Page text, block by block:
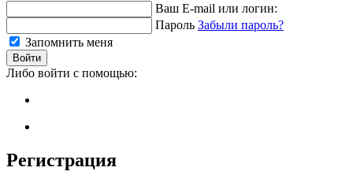
Ваш E-mail или логин:
Пароль Забыли пароль?
Запомнить меня
Войти
Либо войти с помощью:
Регистрация